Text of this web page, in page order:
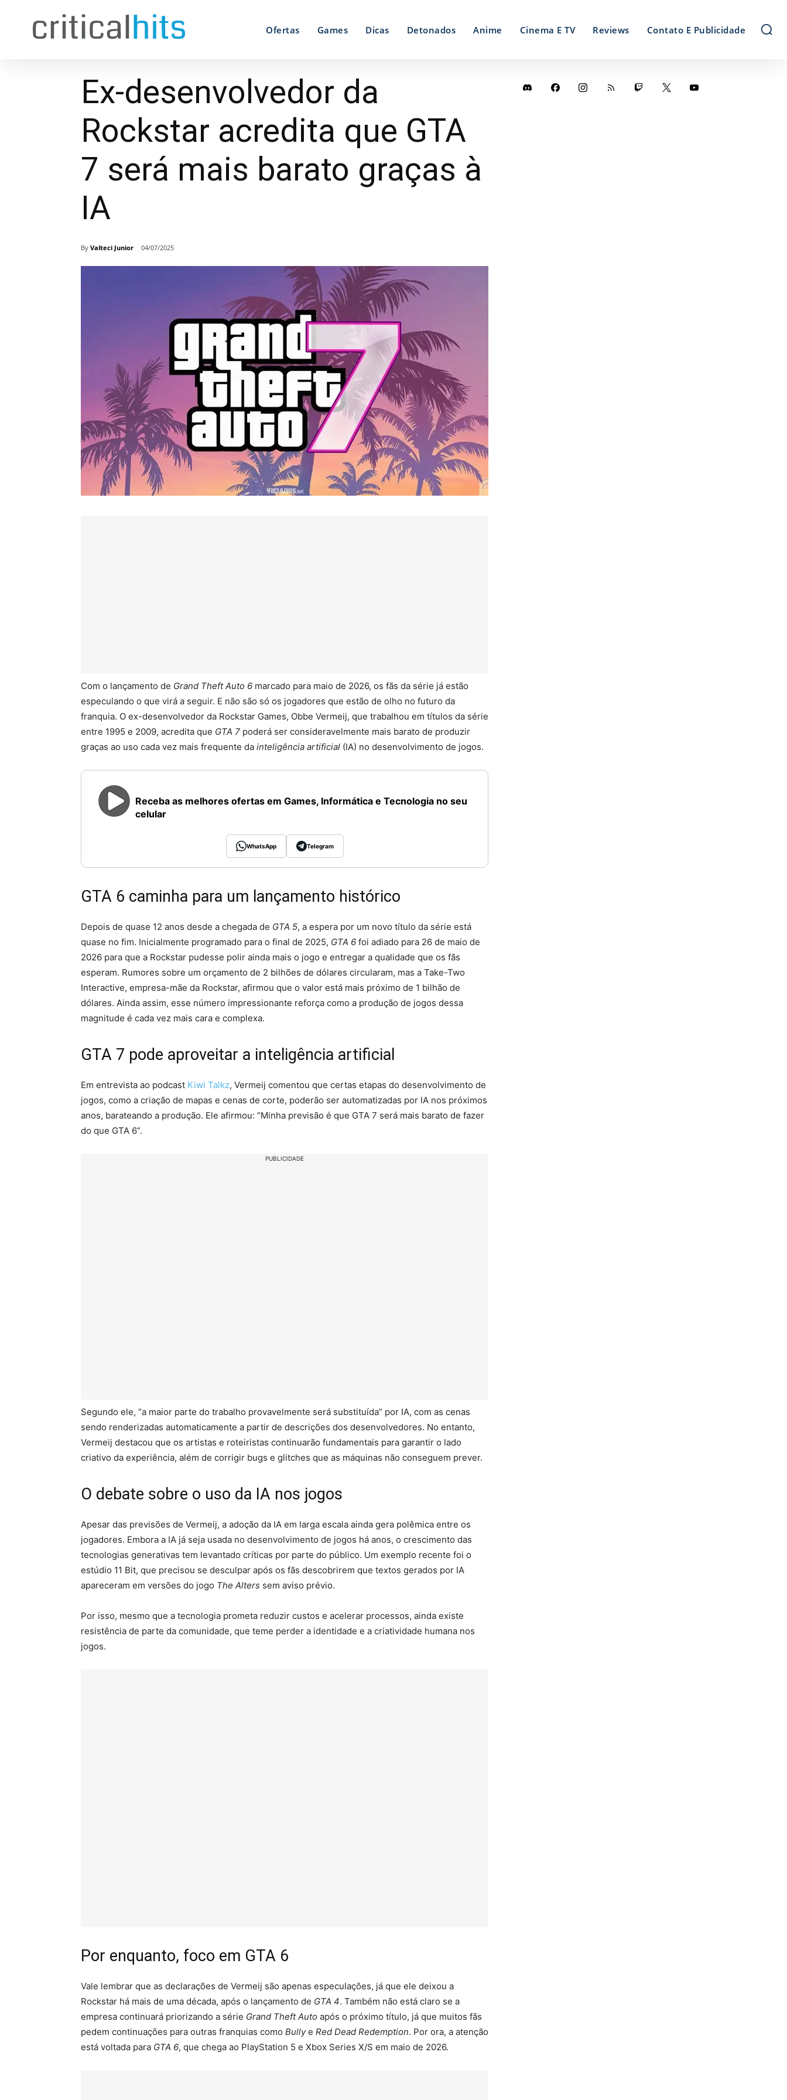
Ofertas Games Dicas Detonados Anime Cinema E TV Reviews Contato E Publicidade
Ex-desenvolvedor da
Rockstar acredita que GTA
7 será mais barato graças à
IA
By Valteci Junior 04/07/2025
Com o lançamento de Grand Theft Auto 6 marcado para maio de 2026, os fãs da série já estão
especulando o que virá a seguir. E não são só os jogadores que estão de olho no futuro da
franquia. O ex-desenvolvedor da Rockstar Games, Obbe Vermeij, que trabalhou em títulos da série
entre 1995 e 2009, acredita que GTA 7 poderá ser consideravelmente mais barato de produzir
graças ao uso cada vez mais frequente da inteligência artificial (IA) no desenvolvimento de jogos.
Receba as melhores ofertas em Games, Informática e Tecnologia no seu
celular
WhatsApp Telegram
GTA 6 caminha para um lançamento histórico
Depois de quase 12 anos desde a chegada de GTA 5, a espera por um novo título da série está
quase no fim. Inicialmente programado para o final de 2025, GTA 6 foi adiado para 26 de maio de
2026 para que a Rockstar pudesse polir ainda mais o jogo e entregar a qualidade que os fãs
esperam. Rumores sobre um orçamento de 2 bilhões de dólares circularam, mas a Take-Two
Interactive, empresa-mãe da Rockstar, afirmou que o valor está mais próximo de 1 bilhão de
dólares. Ainda assim, esse número impressionante reforça como a produção de jogos dessa
magnitude é cada vez mais cara e complexa.
GTA 7 pode aproveitar a inteligência artificial
Em entrevista ao podcast Kiwi Talkz, Vermeij comentou que certas etapas do desenvolvimento de
jogos, como a criação de mapas e cenas de corte, poderão ser automatizadas por IA nos próximos
anos, barateando a produção. Ele afirmou: “Minha previsão é que GTA 7 será mais barato de fazer
do que GTA 6”.
PUBLICIDADE
Segundo ele, “a maior parte do trabalho provavelmente será substituída” por IA, com as cenas
sendo renderizadas automaticamente a partir de descrições dos desenvolvedores. No entanto,
Vermeij destacou que os artistas e roteiristas continuarão fundamentais para garantir o lado
criativo da experiência, além de corrigir bugs e glitches que as máquinas não conseguem prever.
O debate sobre o uso da IA nos jogos
Apesar das previsões de Vermeij, a adoção da IA em larga escala ainda gera polêmica entre os
jogadores. Embora a IA já seja usada no desenvolvimento de jogos há anos, o crescimento das
tecnologias generativas tem levantado críticas por parte do público. Um exemplo recente foi o
estúdio 11 Bit, que precisou se desculpar após os fãs descobrirem que textos gerados por IA
apareceram em versões do jogo The Alters sem aviso prévio.
Por isso, mesmo que a tecnologia prometa reduzir custos e acelerar processos, ainda existe
resistência de parte da comunidade, que teme perder a identidade e a criatividade humana nos
jogos.
Por enquanto, foco em GTA 6
Vale lembrar que as declarações de Vermeij são apenas especulações, já que ele deixou a
Rockstar há mais de uma década, após o lançamento de GTA 4. Também não está claro se a
empresa continuará priorizando a série Grand Theft Auto após o próximo título, já que muitos fãs
pedem continuações para outras franquias como Bullye Red Dead Redemption. Por ora, a atenção
está voltada para GTA 6, que chega ao PlayStation 5 e Xbox Series X/S em maio de 2026.